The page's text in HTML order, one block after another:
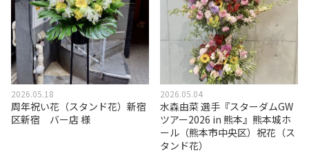
2026.05.18
周年祝い花（スタンド花）新宿
区新宿 バー店 様
2026.05.04
水森由菜 選手『スターダムGW
ツアー2026 in 熊本』熊本城ホ
ール（熊本市中央区）祝花（ス
タンド花）